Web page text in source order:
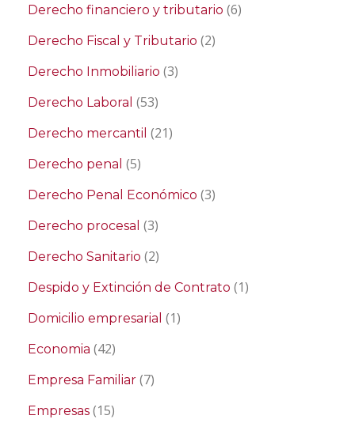
Derecho financiero y tributario (6)
Derecho Fiscal y Tributario (2)
Derecho Inmobiliario (3)
Derecho Laboral (53)
Derecho mercantil (21)
Derecho penal (5)
Derecho Penal Económico (3)
Derecho procesal (3)
Derecho Sanitario (2)
Despido y Extinción de Contrato (1)
Domicilio empresarial (1)
Economia (42)
Empresa Familiar (7)
Empresas (15)